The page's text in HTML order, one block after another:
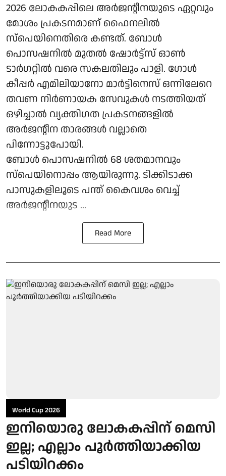
2026 ലോകകപ്പിലെ അർജന്റീനയുടെ ഏറ്റവും
മോശം പ്രകടനമാണ് ഫൈനലിൽ
സ്‌പെയിനെതിരെ കണ്ടത്. ബോൾ
പൊസഷനിൽ മുതൽ ഷോർട്ട്‌സ് ഓൺ
ടാർഗറ്റിൽ വരെ സകലതിലും പാളി. ഗോൾ
കീപ്പർ എമിലിയാനോ മാർട്ടിനെസ് ഒന്നിലേറെ
തവണ നിർണായക സേവുകൾ നടത്തിയത്
ഒഴിച്ചാൽ വ്യക്തിഗത പ്രകടനങ്ങളിൽ
അർജന്റീന താരങ്ങൾ വല്ലാതെ
പിന്നോട്ടുപോയി.
ബോൾ പൊസഷനിൽ 68 ശതമാനവും
സ്‌പെയിനൊപ്പം ആയിരുന്നു. ടിക്കിടാക്ക
പാസുകളിലൂടെ പന്ത് കൈവശം വെച്ച്
അർജന്റീനയുട ...
Read More
World Cup 2026
ഇനിയൊരു ലോകകപ്പിന് മെസി
ഇല്ല; എല്ലാം പൂർത്തിയാക്കിയ
പടിയിറക്കം